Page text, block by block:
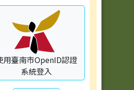
用臺南市OpenID認證
系統登入